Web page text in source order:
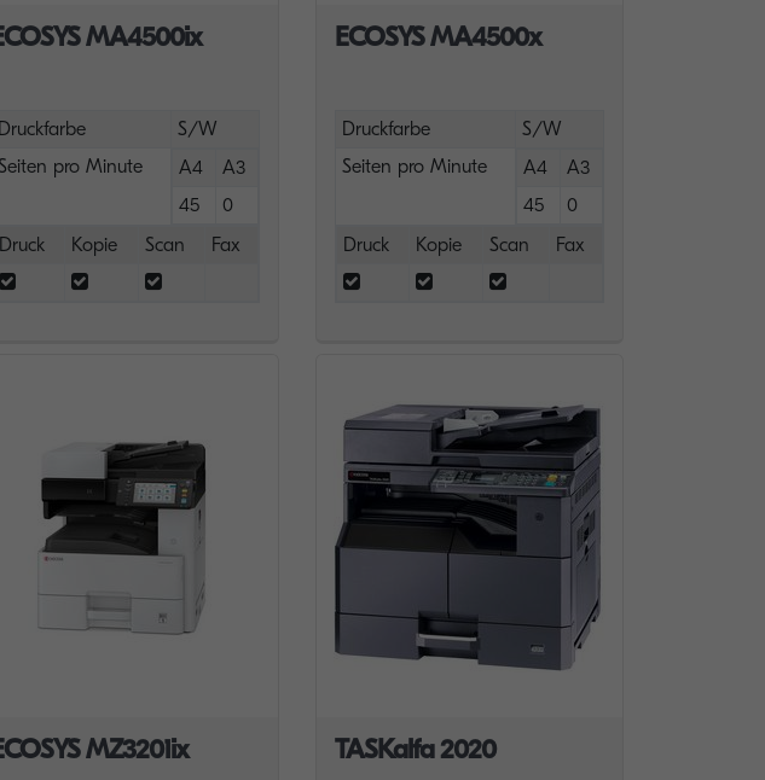
MA4500ix
Druckfarbe
S/W
pro Minute
A4
A3
45
0
Druck
Kopie Scan Fax
ECOSYS MA4500x
Druckfarbe
S/W
Seiten pro Minute
A4
A3
45
0
Druck
Kopie Scan Fax
MZ3201ix TASKalfa 2020